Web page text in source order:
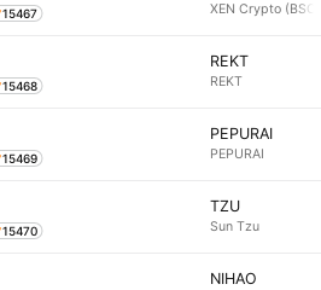
15467 XEN Crypto (BSC)
15468
REKT
REKT
15469
PEPURAI
PEPURAI
15470
TZU
Sun Tzu
NIHAO